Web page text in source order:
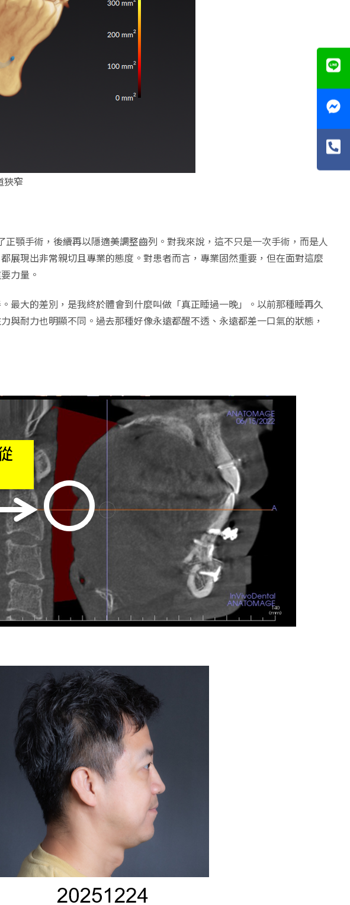
狹窄
顎手術，後續再以隱適美調整齒列。對我來說，這不只是一次手術，而是人
展現出非常親切且專業的態度。對患者而言，專業固然重要，但在面對這麼
力量。
最大的差別，是我終於體會到什麼叫做「真正睡過一晚」。以前那種睡再久
耐力也明顯不同。過去那種好像永遠都醒不透、永遠都差一口氣的狀態，